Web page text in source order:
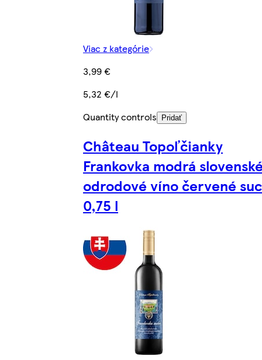
Viac z kategórie
3,99 €
5,32 €/l
Quantity controls
Pridať
Château Topoľčianky
Frankovka modrá
odrodové víno červené
0,75 l